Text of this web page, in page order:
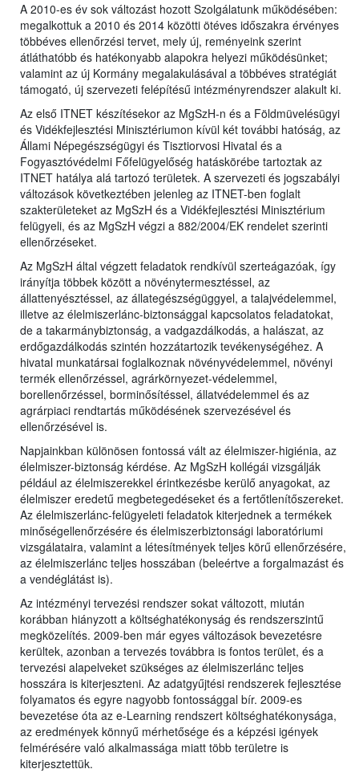
A 2010-es év sok változást hozott Szolgálatunk működésében:
megalkottuk a 2010 és 2014 közötti ötéves időszakra érvényes
többéves ellenőrzési tervet, mely új, reményeink szerint
átláthatóbb és hatékonyabb alapokra helyezi működésünket;
valamint az új Kormány megalakulásával a többéves stratégiát
támogató, új szervezeti felépítésű intézményrendszer alakult ki.
Az első ITNET készítésekor az MgSzH-n és a Földmüvelésügyi
és Vidékfejlesztési Minisztériumon kívül két további hatóság, az
Állami Népegészségügyi és Tisztiorvosi Hivatal és a
Fogyasztóvédelmi Főfelügyelőség hatáskörébe tartoztak az
ITNET hatálya alá tartozó területek. A szervezeti és jogszabályi
változások következtében jelenleg az ITNET-ben foglalt
szakterületeket az MgSzH és a Vidékfejlesztési Minisztérium
felügyeli, és az MgSzH végzi a 882/2004/EK rendelet szerinti
ellenőrzéseket.
Az MgSzH által végzett feladatok rendkívül szerteágazóak, így
irányítja többek között a növénytermesztéssel, az
állattenyésztéssel, az állategészségüggyel, a talajvédelemmel,
illetve az élelmiszerlánc-biztonsággal kapcsolatos feladatokat,
de a takarmánybiztonság, a vadgazdálkodás, a halászat, az
erdőgazdálkodás szintén hozzátartozik tevékenységéhez. A
hivatal munkatársai foglalkoznak növényvédelemmel, növényi
termék ellenőrzéssel, agrárkörnyezet-védelemmel,
borellenőrzéssel, borminősítéssel, állatvédelemmel és az
agrárpiaci rendtartás működésének szervezésével és
ellenőrzésével is.
Napjainkban különösen fontossá vált az élelmiszer-higiénia, az
élelmiszer-biztonság kérdése. Az MgSzH kollégái vizsgálják
például az élelmiszerekkel érintkezésbe kerülő anyagokat, az
élelmiszer eredetű megbetegedéseket és a fertőtlenítőszereket.
Az élelmiszerlánc-felügyeleti feladatok kiterjednek a termékek
minőségellenőrzésére és élelmiszerbiztonsági laboratóriumi
vizsgálataira, valamint a létesítmények teljes körű ellenőrzésére,
az élelmiszerlánc teljes hosszában (beleértve a forgalmazást és
a vendéglátást is).
Az intézményi tervezési rendszer sokat változott, miután
korábban hiányzott a költséghatékonyság és rendszerszintű
megközelítés. 2009-ben már egyes változások bevezetésre
kerültek, azonban a tervezés továbbra is fontos terület, és a
tervezési alapelveket szükséges az élelmiszerlánc teljes
hosszára is kiterjeszteni. Az adatgyűjtési rendszerek fejlesztése
folyamatos és egyre nagyobb fontossággal bír. 2009-es
bevezetése óta az e-Learning rendszert költséghatékonysága,
az eredmények könnyű mérhetősége és a képzési igények
felmérésére való alkalmassága miatt több területre is
kiterjesztettük.